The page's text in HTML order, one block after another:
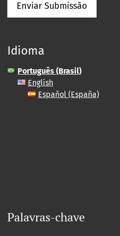
Enviar Submissão
Idioma
Português (Brasil)
English
Español (España)
Palavras-chave